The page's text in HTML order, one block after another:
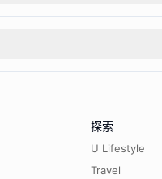
探索
U Lifestyle
Travel